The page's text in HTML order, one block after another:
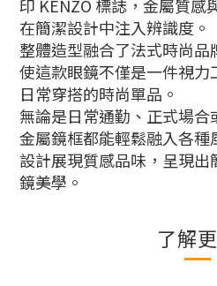
印 KENZO 標誌，金屬質感
在簡潔設計中注入辨識度。
整體造型融合了法式時尚品
使這款眼鏡不僅是一件視
日常穿搭的時尚單品。
無論是日常通勤、正式場
金屬鏡框都能輕鬆融入各
設計展現質感品味，呈現
鏡美學。
了解